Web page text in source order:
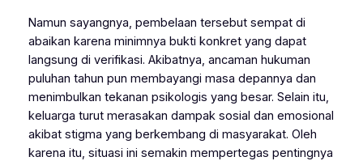
Namun sayangnya, pembelaan tersebut sempat di
abaikan karena minimnya bukti konkret yang dapat
langsung di verifikasi. Akibatnya, ancaman hukuman
puluhan tahun pun membayangi masa depannya dan
menimbulkan tekanan psikologis yang besar. Selain itu,
keluarga turut merasakan dampak sosial dan emosional
akibat stigma yang berkembang di masyarakat. Oleh
karena itu, situasi ini semakin mempertegas pentingnya